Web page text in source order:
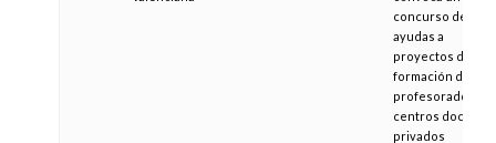
concurso de
ayudas a
proyectos de
formación del
profesorado en
centros
privados